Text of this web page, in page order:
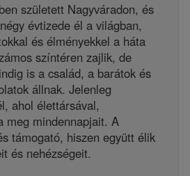
született Nagyváradon, és
évtizede él a világban,
és élményekkel a háta
színtéren zajlik, de
is a család, a barátok és
állnak. Jelenleg
ahol élettársával,
meg mindennapjait. A
támogató, hiszen együtt élik
és nehézségeit.